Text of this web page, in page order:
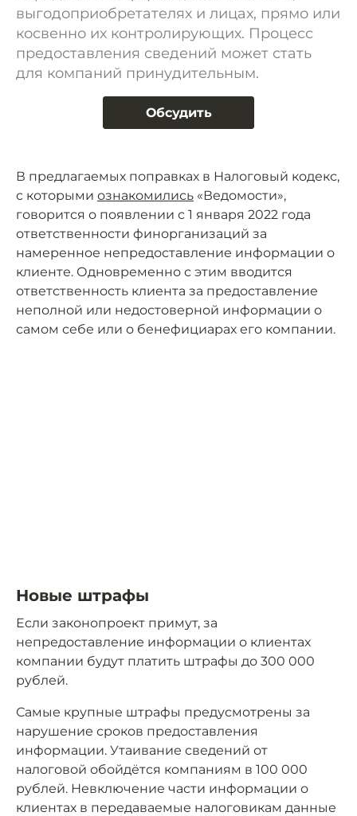
выгодоприобретателях и лицах, прямо или
косвенно их контролирующих. Процесс
предоставления сведений может стать
для компаний принудительным.
Обсудить
В предлагаемых поправках в Налоговый кодекс,
с которыми ознакомились «Ведомости»,
говорится о появлении с 1 января 2022 года
ответственности финорганизаций за
намеренное непредоставление информации о
клиенте. Одновременно с этим вводится
ответственность клиента за предоставление
неполной или недостоверной информации о
самом себе или о бенефициарах его компании.
Новые штрафы
Если законопроект примут, за
непредоставление информации о клиентах
компании будут платить штрафы до 300 000
рублей.
Самые крупные штрафы предусмотрены за
нарушение сроков предоставления
информации. Утаивание сведений от
налоговой обойдётся компаниям в 100 000
рублей. Невключение части информации о
клиентах в передаваемые налоговикам данные